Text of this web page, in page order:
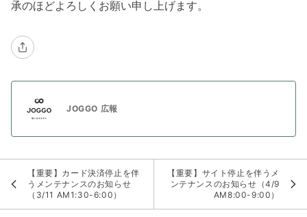
承のほどよろしくお願い申し上げます。
JOGGO 広報
【重要】カード決済停止を伴
うメンテナンスのお知らせ
（3/11 AM1:30-6:00）
【重要】サイト停止を伴うメ
ンテナンスのお知らせ（4/9
AM8:00-9:00）